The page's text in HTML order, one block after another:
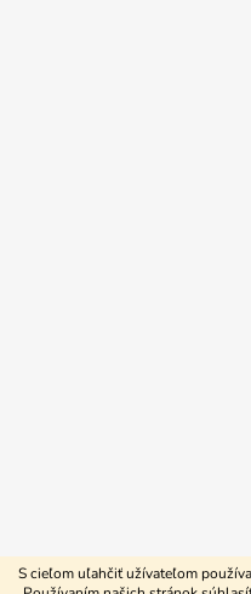
S cieľom uľahčiť užívateľom